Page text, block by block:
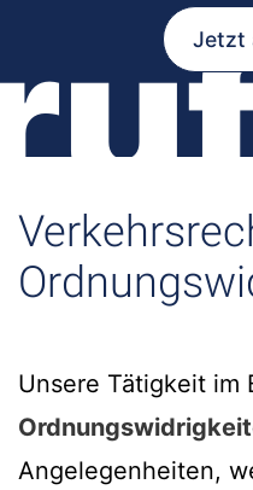
Jetzt
Unsere Tätigkeit im
Angelegenheiten,